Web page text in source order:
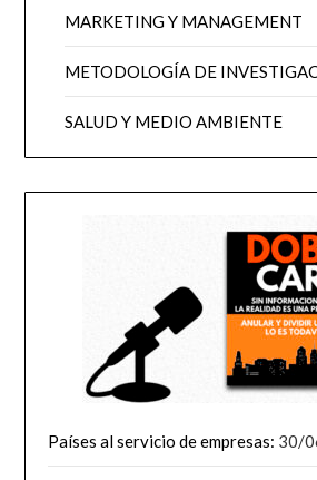
MARKETING Y MANAGEMENT
METODOLOGÍA DE
SALUD Y MEDIO AMBIENTE
Países al servicio de empresas: 30/